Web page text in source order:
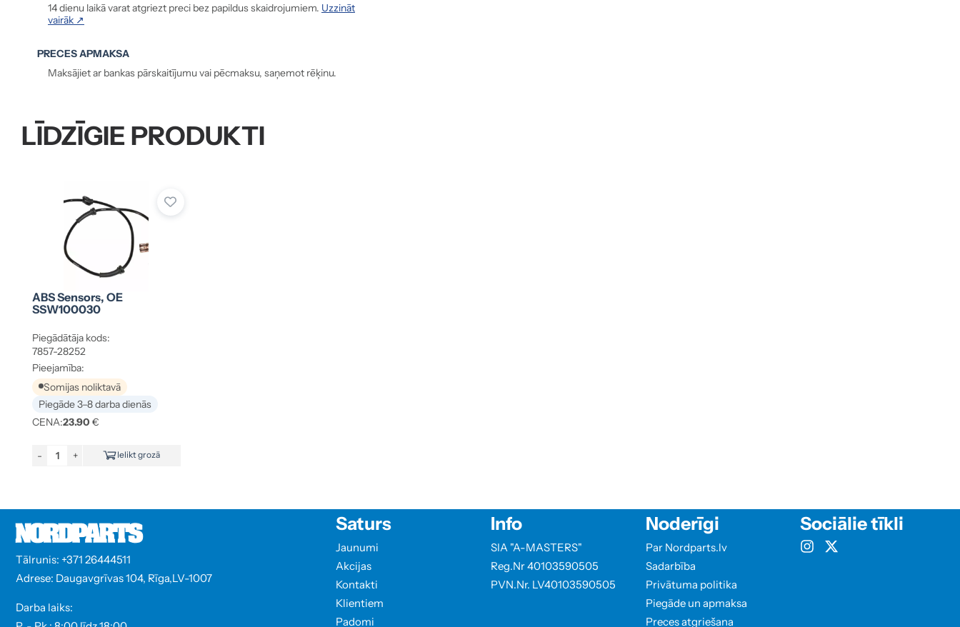
14 dienu laikā varat atgriezt preci bez papildus skaidrojumiem. Uzzināt
vairāk ↗
PRECES APMAKSA
Maksājiet ar bankas pārskaitījumu vai pēcmaksu, saņemot rēķinu.
LĪDZĪGIE PRODUKTI
ABS Sensors, OE
SSW100030
Piegādātāja kods:
7857-28252
Pieejamība:
Somijas noliktavā
Piegāde 3–8 darba dienās
CENA:23.90 €
- + Ielikt grozā
Tālrunis: +371 26444511
Adrese: Daugavgrīvas 104, Rīga,LV-1007
Darba laiks:
Saturs
Jaunumi
Akcijas
Kontakti
Klientiem
Padomi
Info
SIA "A-MASTERS"
Reg.Nr 40103590505
PVN.Nr. LV40103590505
Noderīgi
Par Nordparts.lv
Sadarbība
Privātuma politika
Piegāde un apmaksa
Preces atgriešana
Sociālie tīkli